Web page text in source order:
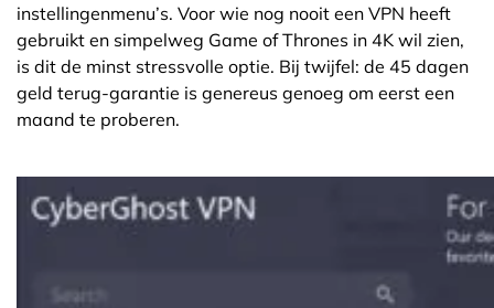
instellingenmenu’s. Voor wie nog nooit een VPN heeft
gebruikt en simpelweg Game of Thrones in 4K wil zien,
is dit de minst stressvolle optie. Bij twijfel: de 45 dagen
geld terug-garantie is genereus genoeg om eerst een
maand te proberen.